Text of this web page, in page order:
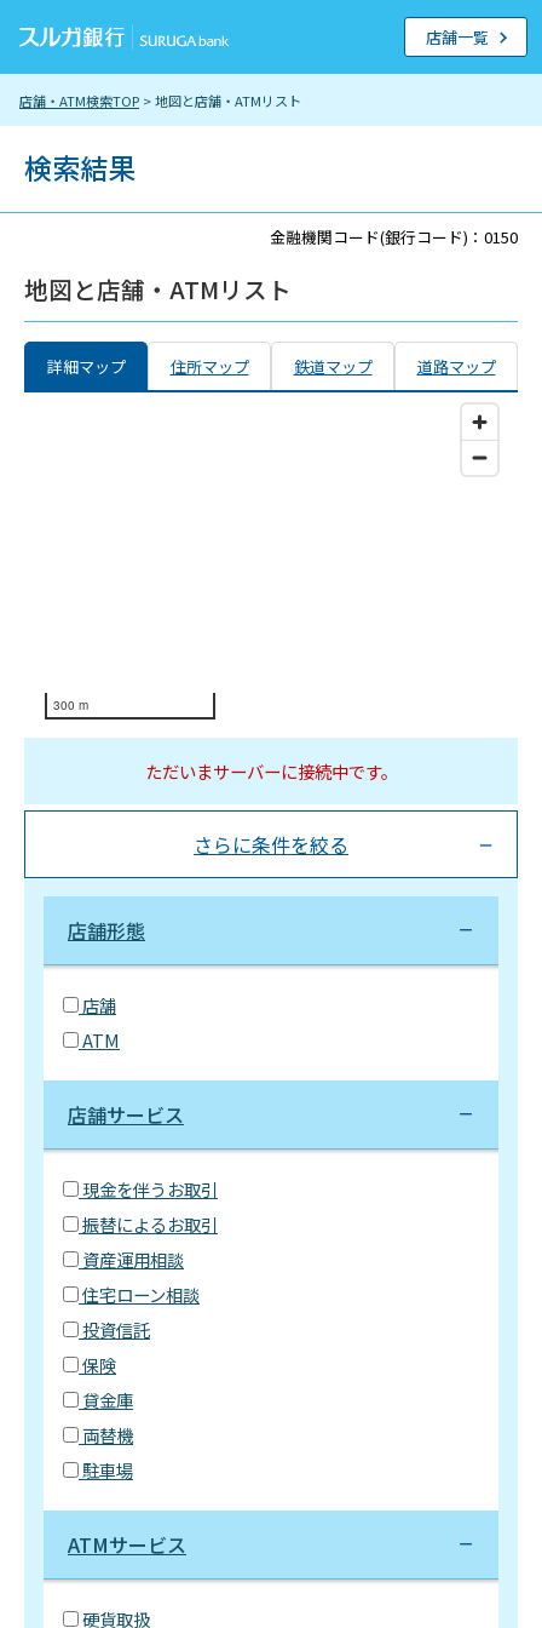
店舗・ATM検索TOP > 地図と店舗・ATMリスト
店舗一覧
検索結果
金融機関コード(銀行コード)：0150
地図と店舗・ATMリスト
詳細マップ 住所マップ 鉄道マップ 道路マップ
300 m
ただいまサーバーに接続中です。
さらに条件を絞る
店舗形態
店舗
ATM
店舗サービス
現金を伴うお取引
振替によるお取引
資産運用相談
住宅ローン相談
投資信託
保険
貸金庫
両替機
駐車場
ATMサービス
硬貨取扱